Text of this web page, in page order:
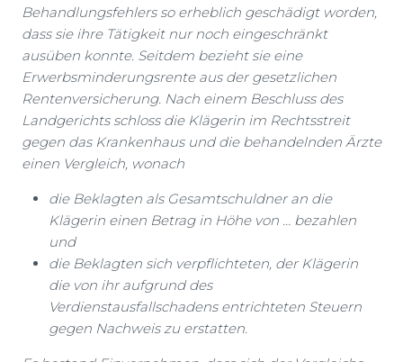
Behandlungsfehlers so erheblich geschädigt worden,
dass sie ihre Tätigkeit nur noch eingeschränkt
ausüben konnte. Seitdem bezieht sie eine
Erwerbsminderungsrente aus der gesetzlichen
Rentenversicherung. Nach einem Beschluss des
Landgerichts schloss die Klägerin im Rechtsstreit
gegen das Krankenhaus und die behandelnden Ärzte
einen Vergleich, wonach
die Beklagten als Gesamtschuldner an die
Klägerin einen Betrag in Höhe von … bezahlen
und
die Beklagten sich verpflichteten, der Klägerin
die von ihr aufgrund des
Verdienstausfallschadens entrichteten Steuern
gegen Nachweis zu erstatten.